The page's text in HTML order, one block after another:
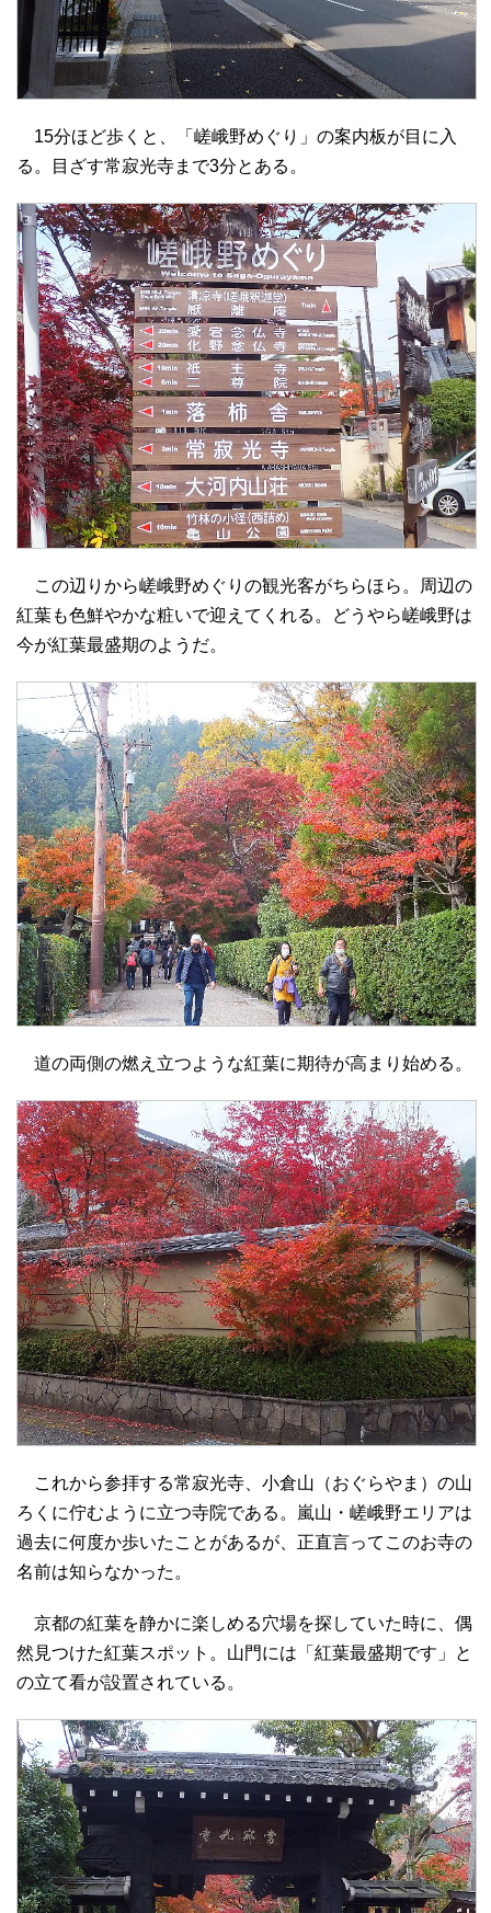
15分ほど歩くと、「嵯峨野めぐり」の案内板が目に入
る。目ざす常寂光寺まで3分とある。
この辺りから嵯峨野めぐりの観光客がちらほら。周辺の
紅葉も色鮮やかな粧いで迎えてくれる。どうやら嵯峨野は
今が紅葉最盛期のようだ。
道の両側の燃え立つような紅葉に期待が高まり始める。
これから参拝する常寂光寺、小倉山（おぐらやま）の山
ろくに佇むように立つ寺院である。嵐山・嵯峨野エリアは
過去に何度か歩いたことがあるが、正直言ってこのお寺の
名前は知らなかった。
京都の紅葉を静かに楽しめる穴場を探していた時に、偶
然見つけた紅葉スポット。山門には「紅葉最盛期です」と
の立て看が設置されている。